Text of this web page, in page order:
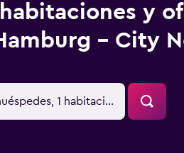
y
- City
1 habitación